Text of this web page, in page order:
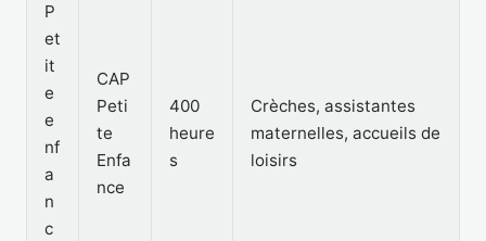
P
et
it
e
e
nf
a
n
c
CAP
Peti
te
Enfa
nce
400
heure
s
Crèches, assistantes
maternelles, accueils de
loisirs